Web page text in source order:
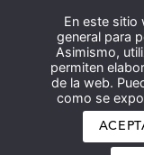
En este sitio
general para
Asimismo,
permiten
de la web.
como se